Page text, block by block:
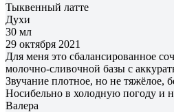
Тыквенный латте
Духи
30 мл
29 октября 2021
Для меня это сбалансированное
молочно‑сливочной базы с
Звучание плотное, но не тяжёлое,
Носибельно в холодную погоду и
Валера